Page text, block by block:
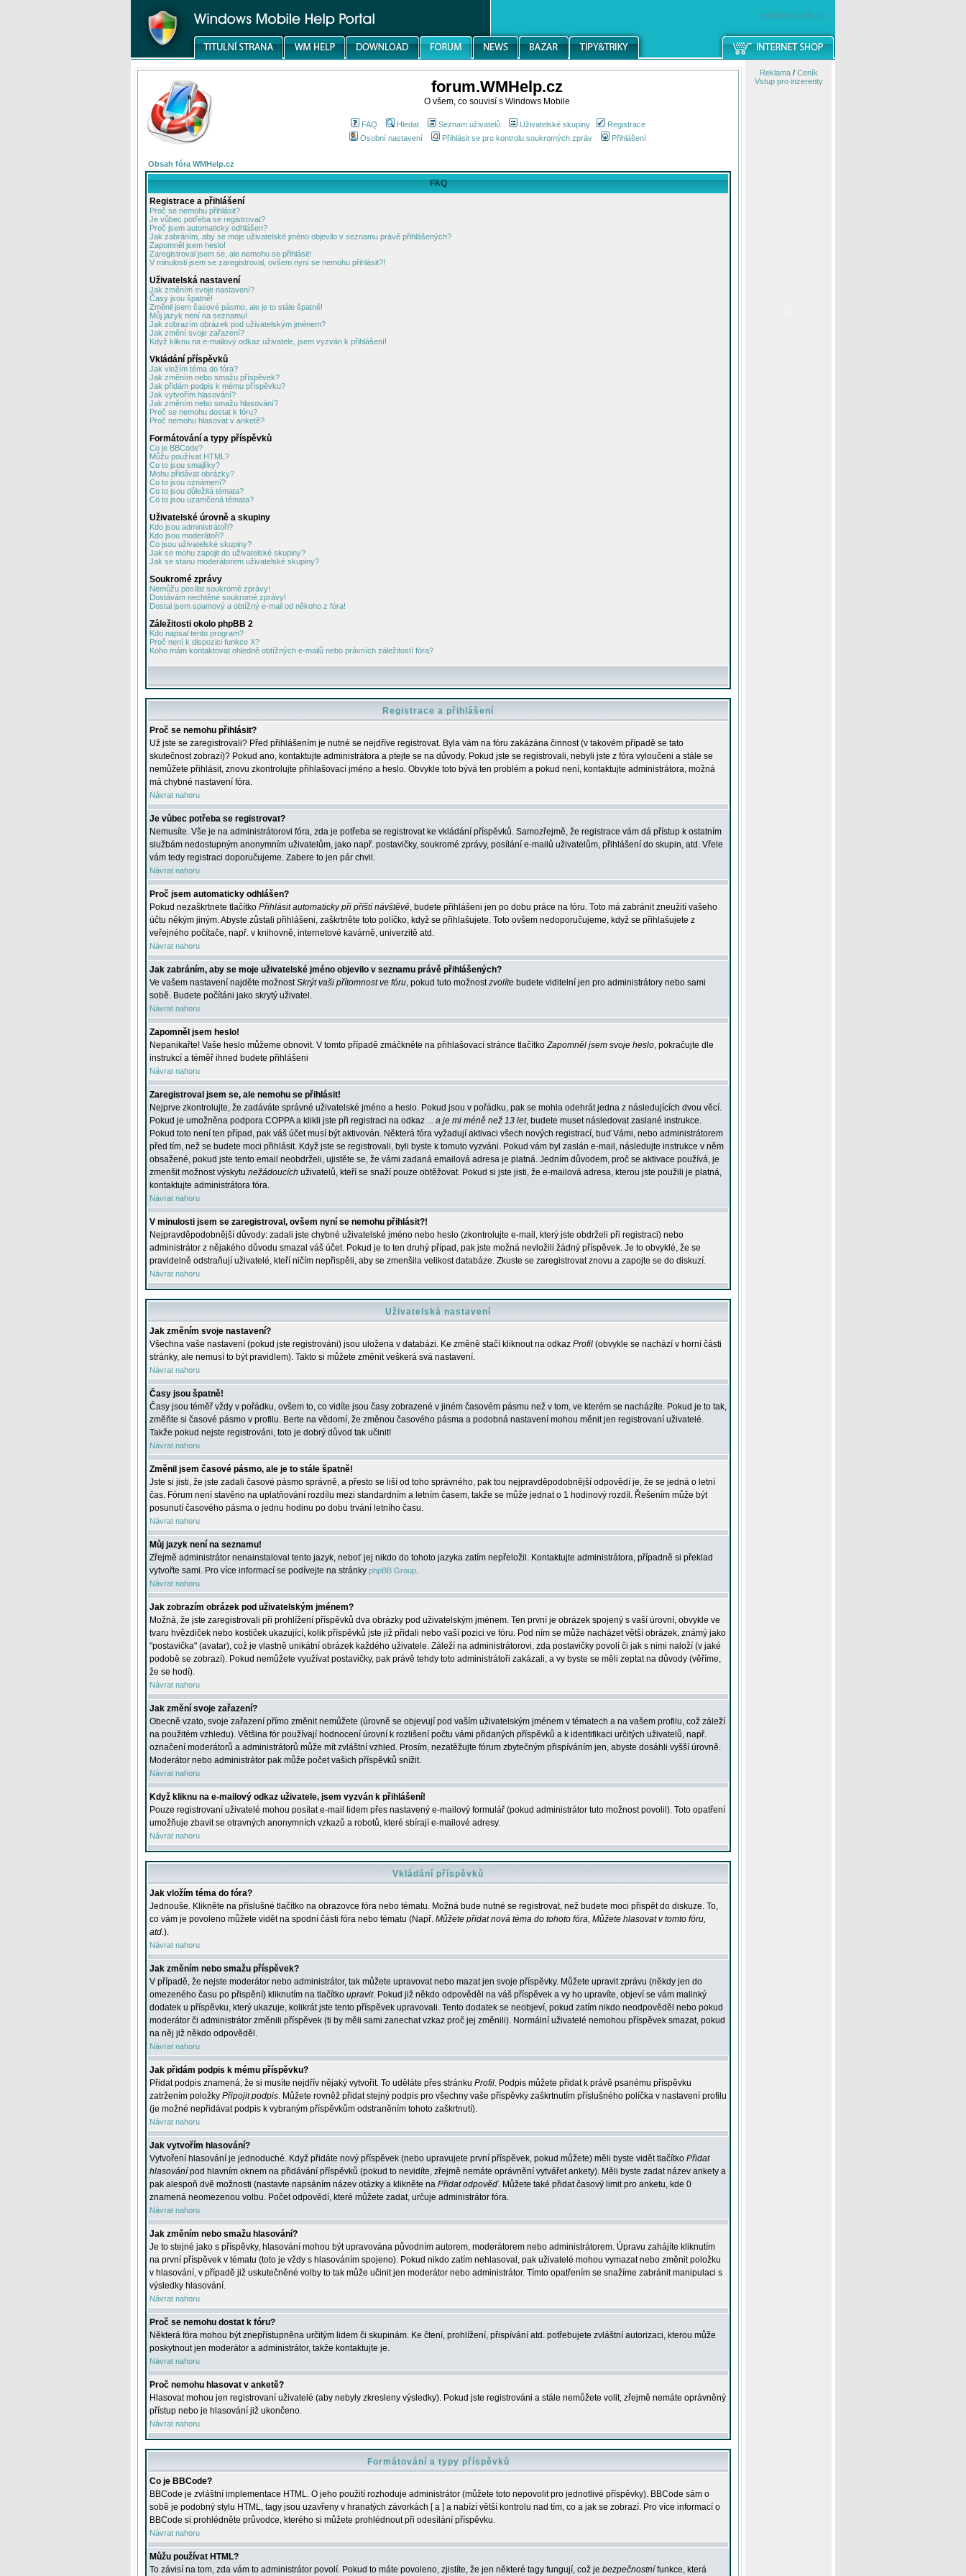
windowsmobile.cz
forum.WMHelp.cz
O všem, co souvisí s Windows Mobile
FAQ Hledat Seznam uživatelů Uživatelské skupiny
Registrace
Osobní nastavení
Přihlásit se pro kontrolu soukromých zpráv Přihlášení
Obsah fóra WMHelp.cz
FAQ
Registrace a přihlášení
Proč se nemohu přihlásit?
Je vůbec potřeba se registrovat?
Proč jsem automaticky odhlášen?
Jak zabráním, aby se moje uživatelské jméno objevilo v seznamu právě přihlášených?
Zapomněl jsem heslo!
Zaregistroval jsem se, ale nemohu se přihlásit!
V minulosti jsem se zaregistroval, ovšem nyní se nemohu přihlásit?!
Uživatelská nastavení
Jak změním svoje nastavení?
Časy jsou špatně!
Změnil jsem časové pásmo, ale je to stále špatně!
Můj jazyk není na seznamu!
Jak zobrazím obrázek pod uživatelským jménem?
Jak změní svoje zařazení?
Když kliknu na e-mailový odkaz uživatele, jsem vyzván k přihlášení!
Vkládání příspěvků
Jak vložím téma do fóra?
Jak změním nebo smažu příspěvek?
Jak přidám podpis k mému příspěvku?
Jak vytvořím hlasování?
Jak změním nebo smažu hlasování?
Proč se nemohu dostat k fóru?
Proč nemohu hlasovat v anketě?
Formátování a typy příspěvků
Co je BBCode?
Můžu používat HTML?
Co to jsou smajlíky?
Mohu přidávat obrázky?
Co to jsou oznámení?
Co to jsou důležitá témata?
Co to jsou uzamčená témata?
Uživatelské úrovně a skupiny
Kdo jsou administrátoři?
Kdo jsou moderátoři?
Co jsou uživatelské skupiny?
Jak se mohu zapojit do uživatelské skupiny?
Jak se stanu moderátorem uživatelské skupiny?
Soukromé zprávy
Nemůžu posílat soukromé zprávy!
Dostávám nechtěné soukromé zprávy!
Dostal jsem spamový a obtížný e-mail od někoho z fóra!
Záležitosti okolo phpBB 2
Kdo napsal tento program?
Proč není k dispozici funkce X?
Koho mám kontaktovat ohledně obtížných e-mailů nebo právních záležitostí fóra?
Registrace a přihlášení
Proč se nemohu přihlásit?
Už jste se zaregistrovali? Před přihlášením je nutné se nejdříve registrovat. Byla vám na fóru zakázána činnost (v takovém případě se tato
skutečnost zobrazí)? Pokud ano, kontaktujte administrátora a ptejte se na důvody. Pokud jste se registrovali, nebyli jste z fóra vyloučeni a stále se
nemůžete přihlásit, znovu zkontrolujte přihlašovací jméno a heslo. Obvykle toto bývá ten problém a pokud není, kontaktujte administrátora, možná
má chybné nastavení fóra.
Návrat nahoru
Je vůbec potřeba se registrovat?
Nemusíte. Vše je na administrátorovi fóra, zda je potřeba se registrovat ke vkládání příspěvků. Samozřejmě, že registrace vám dá přístup k ostatním
službám nedostupným anonymním uživatelům, jako např. postavičky, soukromé zprávy, posílání e-mailů uživatelům, přihlášení do skupin, atd. Vřele
vám tedy registraci doporučujeme. Zabere to jen pár chvil.
Návrat nahoru
Proč jsem automaticky odhlášen?
Pokud nezaškrtnete tlačítko Přihlásit automaticky při příští návštěvě, budete přihlášeni jen po dobu práce na fóru. Toto má zabránit zneužití vašeho
účtu někým jiným. Abyste zůstali přihlášeni, zaškrtněte toto políčko, když se přihlašujete. Toto ovšem nedoporučujeme, když se přihlašujete z
veřejného počítače, např. v knihovně, internetové kavárně, univerzitě atd.
Návrat nahoru
Jak zabráním, aby se moje uživatelské jméno objevilo v seznamu právě přihlášených?
Ve vašem nastavení najděte možnostSkrýt vaši přítomnost ve fóru, pokud tuto možnostzvolíte budete viditelní jen pro administrátory nebo sami
sobě. Budete počítáni jako skrytý uživatel.
Návrat nahoru
Zapomněl jsem heslo!
Nepanikařte! Vaše heslo můžeme obnovit. V tomto případě zmáčkněte na přihlašovací stránce tlačítkoZapomněl jsem svoje heslo, pokračujte dle
instrukcí a téměř ihned budete přihlášeni
Návrat nahoru
Zaregistroval jsem se, ale nemohu se přihlásit!
Nejprve zkontrolujte, že zadáváte správné uživatelské jméno a heslo. Pokud jsou v pořádku, pak se mohla odehrát jedna z následujících dvou věcí.
Pokud je umožněna podpora COPPA a klikli jste při registraci na odkaz ... a je mi méně než 13 let, budete muset následovat zaslané instrukce.
Pokud toto není ten případ, pak váš účet musí být aktivován. Některá fóra vyžadují aktivaci všech nových registrací, buď Vámi, nebo administrátorem
před tím, než se budete moci přihlásit. Když jste se registrovali, byli byste k tomuto vyzváni. Pokud vám byl zaslán e-mail, následujte instrukce v něm
obsažené, pokud jste tento email neobdrželi, ujistěte se, že vámi zadaná emailová adresa je platná. Jedním důvodem, proč se aktivace používá, je
zmenšit možnost výskytu nežádoucích uživatelů, kteří se snaží pouze obtěžovat. Pokud si jste jisti, že e-mailová adresa, kterou jste použili je platná,
kontaktujte administrátora fóra.
Návrat nahoru
V minulosti jsem se zaregistroval, ovšem nyní se nemohu přihlásit?!
Nejpravděpodobnější důvody: zadali jste chybné uživatelské jméno nebo heslo (zkontrolujte e-mail, který jste obdrželi při registraci) nebo
administrátor z nějakého důvodu smazal váš účet. Pokud je to ten druhý případ, pak jste možná nevložili žádný příspěvek. Je to obvyklé, že se
pravidelně odstraňují uživatelé, kteří ničím nepřispěli, aby se zmenšila velikost databáze. Zkuste se zaregistrovat znovu a zapojte se do diskuzí.
Návrat nahoru
Uživatelská nastavení
Jak změním svoje nastavení?
Všechna vaše nastavení (pokud jste registrováni) jsou uložena v databázi. Ke změně stačí kliknout na odkaz Profil (obvykle se nachází v horní části
stránky, ale nemusí to být pravidlem). Takto si můžete změnit veškerá svá nastavení.
Návrat nahoru
Časy jsou špatně!
Časy jsou téměř vždy v pořádku, ovšem to, co vidíte jsou časy zobrazené v jiném časovém pásmu než v tom, ve kterém se nacházíte. Pokud je to tak,
změňte si časové pásmo v profilu. Berte na vědomí, že změnou časového pásma a podobná nastavení mohou měnit jen registrovaní uživatelé.
Takže pokud nejste registrováni, toto je dobrý důvod tak učinit!
Návrat nahoru
Změnil jsem časové pásmo, ale je to stále špatně!
Jste si jisti, že jste zadali časové pásmo správně, a přesto se liší od toho správného, pak tou nejpravděpodobnější odpovědí je, že se jedná o letní
čas. Fórum není stavěno na uplatňování rozdílu mezi standardním a letním časem, takže se může jednat o 1 hodinový rozdíl. Řešením může být
posunutí časového pásma o jednu hodinu po dobu trvání letního času.
Návrat nahoru
Můj jazyk není na seznamu!
Zřejmě administrátor nenainstaloval tento jazyk, neboť jej nikdo do tohoto jazyka zatím nepřeložil. Kontaktujte administrátora, případně si překlad
vytvořte sami. Pro více informací se podívejte na stránky phpBB Group.
Návrat nahoru
Jak zobrazím obrázek pod uživatelským jménem?
Možná, že jste zaregistrovali při prohlížení příspěvků dva obrázky pod uživatelským jménem. Ten první je obrázek spojený s vaší úrovní, obvykle ve
tvaru hvězdiček nebo kostiček ukazující, kolik příspěvků jste již přidali nebo vaší pozici ve fóru. Pod ním se může nacházet větší obrázek, známý jako
"postavička" (avatar), což je vlastně unikátní obrázek každého uživatele. Záleží na administrátorovi, zda postavičky povolí či jak s nimi naloží (v jaké
podobě se zobrazí). Pokud nemůžete využívat postavičky, pak právě tehdy toto administrátoři zakázali, a vy byste se měli zeptat na důvody (věříme,
že se hodí).
Návrat nahoru
Jak změní svoje zařazení?
Obecně vzato, svoje zařazení přímo změnit nemůžete (úrovně se objevují pod vaším uživatelským jménem v tématech a na vašem profilu, což záleží
na použitém vzhledu). Většina fór používají hodnocení úrovní k rozlišení počtu vámi přidaných příspěvků a k identifikaci určitých uživatelů, např.
označení moderátorů a administrátorů může mít zvláštní vzhled. Prosím, nezatěžujte fórum zbytečným přispíváním jen, abyste dosáhli vyšší úrovně.
Moderátor nebo administrátor pak může počet vašich příspěvků snížit.
Návrat nahoru
Když kliknu na e-mailový odkaz uživatele, jsem vyzván k přihlášení!
Pouze registrovaní uživatelé mohou posílat e-mail lidem přes nastavený e-mailový formulář (pokud administrátor tuto možnost povolil). Toto opatření
umožňuje zbavit se otravných anonymních vzkazů a robotů, které sbírají e-mailové adresy.
Návrat nahoru
Vkládání příspěvků
Jak vložím téma do fóra?
Jednouše. Klikněte na příslušné tlačítko na obrazovce fóra nebo tématu. Možná bude nutné se registrovat, než budete moci přispět do diskuze. To,
co vám je povoleno můžete vidět na spodní části fóra nebo tématu (Např. Můžete přidat nová téma do tohoto fóra, Můžete hlasovat v tomto fóru,
atd.).
Návrat nahoru
Jak změním nebo smažu příspěvek?
V případě, že nejste moderátor nebo administrátor, tak můžete upravovat nebo mazat jen svoje příspěvky. Můžete upravit zprávu (někdy jen do
omezeného času po přispění) kliknutím na tlačítko upravit. Pokud již někdo odpověděl na váš příspěvek a vy ho upravíte, objeví se vám malinký
dodatek u příspěvku, který ukazuje, kolikrát jste tento příspěvek upravovali. Tento dodatek se neobjeví, pokud zatím nikdo neodpověděl nebo pokud
moderátor či administrátor změnili příspěvek (ti by měli sami zanechat vzkaz proč jej změnili). Normální uživatelé nemohou příspěvek smazat, pokud
na něj již někdo odpověděl.
Návrat nahoru
Jak přidám podpis k mému příspěvku?
Přidat podpis znamená, že si musíte nejdřív nějaký vytvořit. To uděláte přes stránku Profil. Podpis můžete přidat k právě psanému příspěvku
zatržením položky Připojit podpis. Můžete rovněž přidat stejný podpis pro všechny vaše příspěvky zaškrtnutím příslušného políčka v nastavení profilu
(je možné nepřidávat podpis k vybraným příspěvkům odstraněním tohoto zaškrtnutí).
Návrat nahoru
Jak vytvořím hlasování?
Vytvoření hlasování je jednoduché. Když přidáte nový příspěvek (nebo upravujete první příspěvek, pokud můžete) měli byste vidět tlačítko Přidat
hlasování pod hlavním oknem na přidávání příspěvků (pokud to nevidíte, zřejmě nemáte oprávnění vytvářet ankety). Měli byste zadat název ankety a
pak alespoň dvě možnosti (nastavte napsáním název otázky a klikněte na Přidat odpověď. Můžete také přidat časový limit pro anketu, kde 0
znamená neomezenou volbu. Počet odpovědí, které můžete zadat, určuje administrátor fóra.
Návrat nahoru
Jak změním nebo smažu hlasování?
Je to stejné jako s příspěvky, hlasování mohou být upravována původním autorem, moderátorem nebo administrátorem. Úpravu zahájíte kliknutím
na první příspěvek v tématu (toto je vždy s hlasováním spojeno). Pokud nikdo zatím nehlasoval, pak uživatelé mohou vymazat nebo změnit položku
v hlasování, v případě již uskutečněné volby to tak může učinit jen moderátor nebo administrátor. Tímto opatřením se snažíme zabránit manipulaci s
výsledky hlasování.
Návrat nahoru
Proč se nemohu dostat k fóru?
Některá fóra mohou být znepřístupněna určitým lidem či skupinám. Ke čtení, prohlížení, přispívání atd. potřebujete zvláštní autorizaci, kterou může
poskytnout jen moderátor a administrátor, takže kontaktujte je.
Návrat nahoru
Proč nemohu hlasovat v anketě?
Hlasovat mohou jen registrovaní uživatelé (aby nebyly zkresleny výsledky). Pokud jste registrováni a stále nemůžete volit, zřejmě nemáte oprávněný
přístup nebo je hlasování již ukončeno.
Návrat nahoru
Formátování a typy příspěvků
Co je BBCode?
BBCode je zvláštní implementace HTML. O jeho použití rozhoduje administrátor (můžete toto nepovolit pro jednotlivé příspěvky). BBCode sám o
sobě je podobný stylu HTML, tagy jsou uzavřeny v hranatých závorkách [ a ] a nabízí větší kontrolu nad tím, co a jak se zobrazí. Pro více informací o
BBCode si prohlédněte průvodce, kterého si můžete prohlédnout při odesílání příspěvku.
Návrat nahoru
Můžu používat HTML?
To závisí na tom, zda vám to administrátor povolí. Pokud to máte povoleno, zjistíte, že jen některé tagy fungují, což je bezpečnostní funkce, která
Reklama/ Ceník
Vstup pro inzerenty